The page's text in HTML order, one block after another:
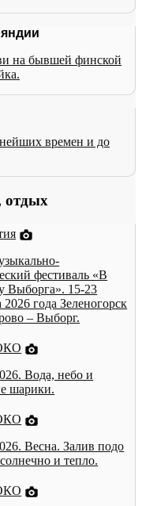
на бывшей финской
времен и до
отдых
фестиваль «В
Выборга». 15-23
2026 года Зеленогорск
– Выборг.
Вода, небо и
шарики.
Весна. Залив подо
и тепло.